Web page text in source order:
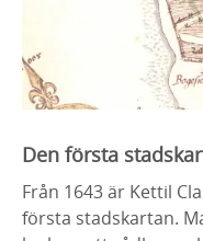
Den första
Från 1643 är Kettil
första stadskartan.